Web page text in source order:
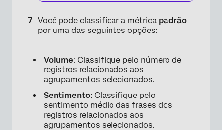
×
Você pode classificar a métrica padrão
por uma das seguintes opções:
Volume: Classifique pelo número de
registros relacionados aos
agrupamentos selecionados.
Sentimento: Classifique pelo
sentimento médio das frases dos
registros relacionados aos
agrupamentos selecionados.